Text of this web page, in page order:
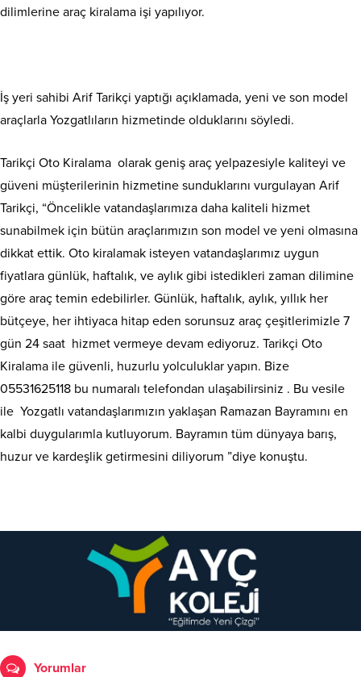
dilimlerine araç kiralama işi yapılıyor.
İş yeri sahibi Arif Tarikçi yaptığı açıklamada, yeni ve son model
araçlarla Yozgatlıların hizmetinde olduklarını söyledi.
Tarikçi Oto Kiralama olarak geniş araç yelpazesiyle kaliteyi ve
güveni müşterilerinin hizmetine sunduklarını vurgulayan Arif
Tarikçi, “Öncelikle vatandaşlarımıza daha kaliteli hizmet
sunabilmek için bütün araçlarımızın son model ve yeni olmasına
dikkat ettik. Oto kiralamak isteyen vatandaşlarımız uygun
fiyatlara günlük, haftalık, ve aylık gibi istedikleri zaman dilimine
göre araç temin edebilirler. Günlük, haftalık, aylık, yıllık her
bütçeye, her ihtiyaca hitap eden sorunsuz araç çeşitlerimizle 7
gün 24 saat hizmet vermeye devam ediyoruz. Tarikçi Oto
Kiralama ile güvenli, huzurlu yolculuklar yapın. Bize
05531625118 bu numaralı telefondan ulaşabilirsiniz . Bu vesile
ile Yozgatlı vatandaşlarımızın yaklaşan Ramazan Bayramını en
kalbi duygularımla kutluyorum. Bayramın tüm dünyaya barış,
huzur ve kardeşlik getirmesini diliyorum ”diye konuştu.
Yorumlar